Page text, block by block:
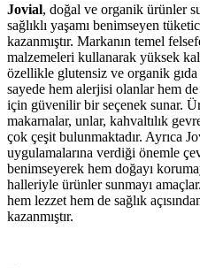
Jovial, doğal ve organik ürünler
sağlıklı yaşamı benimseyen
kazanmıştır. Markanın temel
malzemeleri kullanarak yüksek
özellikle glutensiz ve organik
sayede hem alerjisi olanlar hem
için güvenilir bir seçenek sunar.
makarnalar, unlar, kahvaltılık
çok çeşit bulunmaktadır. Ayrıca
uygulamalarına verdiği önemle
benimseyerek hem doğayı
halleriyle ürünler sunmayı
hem lezzet hem de sağlık
kazanmıştır.